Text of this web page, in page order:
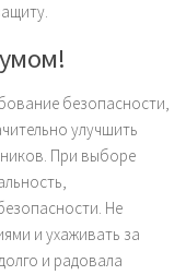
безопасности,
улучшить
При выборе
Не
и ухаживать за
и радовала